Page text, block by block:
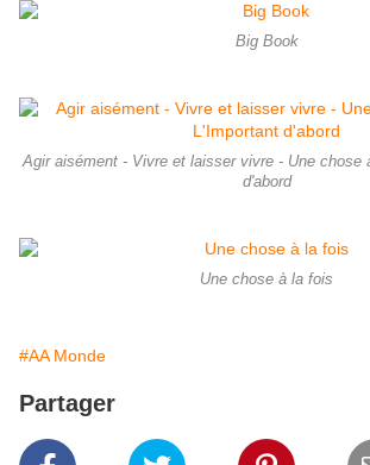
Big Book
Agir aisément - Vivre et laisser vivre - Une chose
d'abord
Une chose à la fois
#AA Monde
Partager